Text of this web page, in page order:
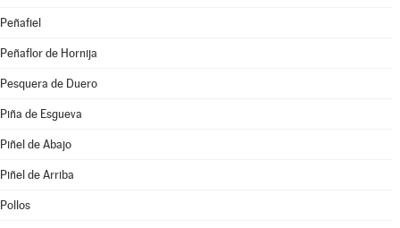
Peñafiel
Peñaflor de Hornija
Pesquera de Duero
Piña de Esgueva
Piñel de Abajo
Piñel de Arriba
Pollos